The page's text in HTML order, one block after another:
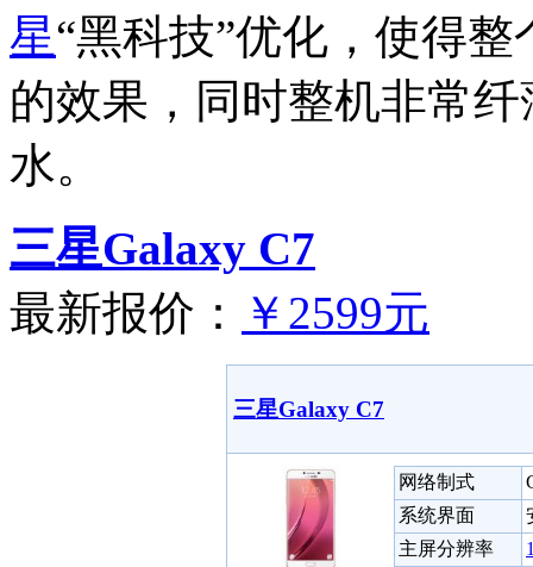
星“黑科技”优化，使得整
的效果，同时整机非常
水。
三星Galaxy C7
最新报价：
￥2599元
三星Galaxy C7
网络制式
系统界面
主屏分辨率